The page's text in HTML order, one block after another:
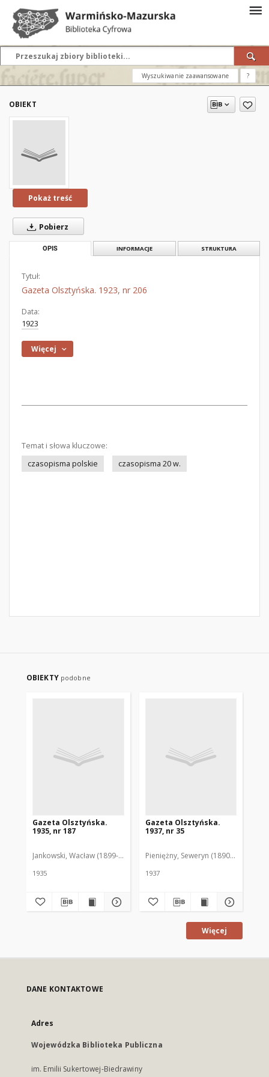
Wyszukiwanie zaawansowane ?
OBIEKT
Pokaż treść
Pobierz
OPIS INFORMACJE STRUKTURA
Tytuł:
Gazeta Olsztyńska. 1923, nr 206
Data:
1923
Więcej
Temat i słowa kluczowe:
czasopisma polskie
czasopisma 20 w.
OBIEKTY podobne
Gazeta Olsztyńska.
1935, nr 187
Jankowski, Wacław (1899-1975). Red.
1935
Gazeta Olsztyńska.
1937, nr 35
Pieniężny, Seweryn (1890-1940). Red.
1937
Więcej
DANE KONTAKTOWE
Adres
Wojewódzka Biblioteka Publiczna
im. Emilii Sukertowej-Biedrawiny